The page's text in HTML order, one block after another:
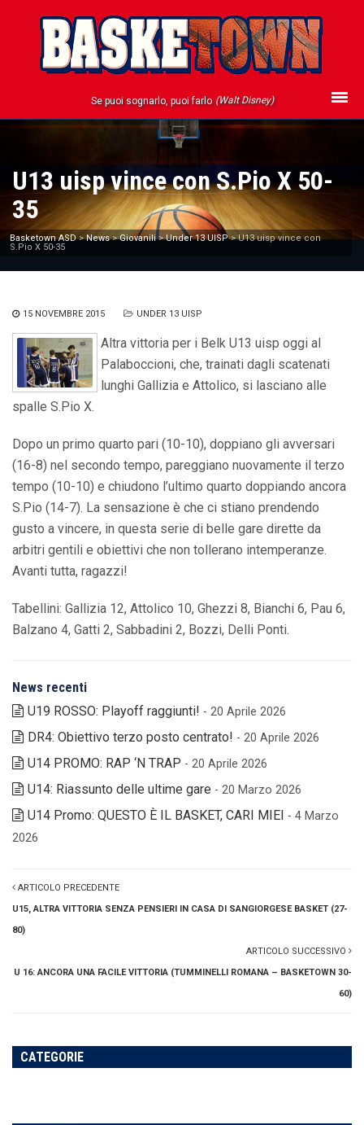
Se puoi sognarlo, puoi farlo (Walt Disney)
U13 uisp vince con S.Pio X 50-
35
Basketown ASD>News>Giovanili>Under 13 UISP>U13 uisp vince con
S.Pio X 50-35
15 NOVEMBRE 2015 UNDER 13 UISP
Altra vittoria per i Belk U13 uisp oggi al
Palaboccioni, che, trainati dagli scatenati
lunghi Gallizia e Attolico, si lasciano alle
spalle S.Pio X.
Dopo un primo quarto pari (10-10), doppiano gli avversari
(16-8) nel secondo tempo, pareggiano nuovamente il terzo
tempo (10-10) e chiudono l’ultimo quarto doppiando ancora
S.Pio (14-7). La sensazione è che ci stiano prendendo
gusto a vincere, in questa serie di belle gare dirette da
arbitri gentili e obiettivi che non tollerano intemperanze.
Avanti tutta, ragazzi!
Tabellini: Gallizia 12, Attolico 10, Ghezzi 8, Bianchi 6, Pau 6,
Balzano 4, Gatti 2, Sabbadini 2, Bozzi, Delli Ponti.
News recenti
U19 ROSSO: Playoff raggiunti! - 20 Aprile 2026
DR4: Obiettivo terzo posto centrato! - 20 Aprile 2026
U14 PROMO: RAP ‘N TRAP - 20 Aprile 2026
U14: Riassunto delle ultime gare - 20 Marzo 2026
U14 Promo: QUESTO È IL BASKET, CARI MIEI - 4 Marzo
2026
ARTICOLO PRECEDENTE
U15, ALTRA VITTORIA SENZA PENSIERI IN CASA DI SANGIORGESE BASKET (27-
80)
ARTICOLO SUCCESSIVO
U 16: ANCORA UNA FACILE VITTORIA (TUMMINELLI ROMANA – BASKETOWN 30-
60)
CATEGORIE